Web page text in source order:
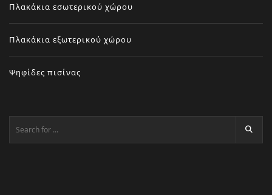
Πλακάκια εσωτερικού χώρου
Πλακάκια εξωτερικού χώρου
Ψηφίδες πισίνας